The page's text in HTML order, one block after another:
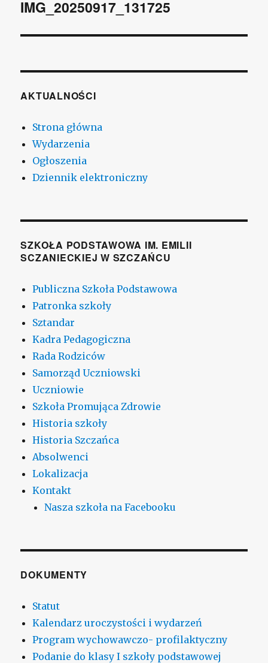
IMG_20250917_131725
AKTUALNOŚCI
Strona główna
Wydarzenia
Ogłoszenia
Dziennik elektroniczny
SZKOŁA PODSTAWOWA IM. EMILII
SCZANIECKIEJ W SZCZAŃCU
Publiczna Szkoła Podstawowa
Patronka szkoły
Sztandar
Kadra Pedagogiczna
Rada Rodziców
Samorząd Uczniowski
Uczniowie
Szkoła Promująca Zdrowie
Historia szkoły
Historia Szczańca
Absolwenci
Lokalizacja
Kontakt
Nasza szkoła na Facebooku
DOKUMENTY
Statut
Kalendarz uroczystości i wydarzeń
Program wychowawczo- profilaktyczny
Podanie do klasy I szkoły podstawowej